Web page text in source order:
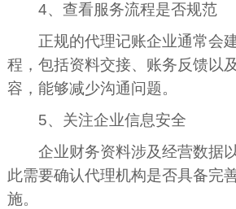
4、查看服务流程是否规范
正规的代理记账企业通常会
程，包括资料交接、账务反馈以
容，能够减少沟通问题。
5、关注企业信息安全
企业财务资料涉及经营数据
此需要确认代理机构是否具备完
施。